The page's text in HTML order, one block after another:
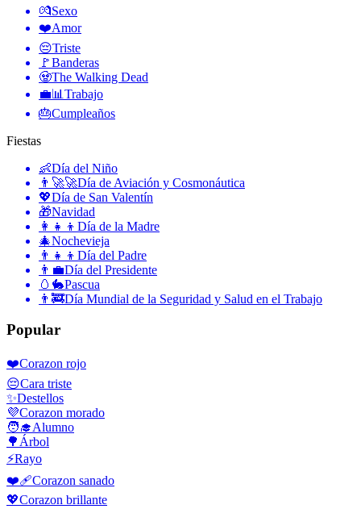
💏Sexo
❤️Amor
😔Triste
🚩Banderas
🧟The Walking Dead
💼📊 Trabajo
🎂Cumpleaños
Fiestas
👶Día del Niño
👨‍🚀🚀Día de Aviación y Cosmonáutica
💖Día de San Valentín
🎁Navidad
👩‍👧‍👦 Día de la Madre
🎄Nochevieja
👨‍👧‍👦 Día del Padre
👨‍💼Día del Presidente
🥚🐇Pascua
👨‍🚒Día Mundial de la Seguridad y Salud en el Trabajo
Popular
❤️Corazon rojo
😔Cara triste
✨Destellos
💜Corazon morado
🧑‍🎓Alumno
🌳 Árbol
⚡Rayo
❤️‍🩹Corazon sanado
💖Corazon brillante